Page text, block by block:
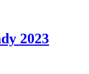
2023